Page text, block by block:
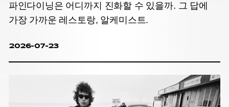
파인다이닝은 어디까지 진화할 수 있을까. 그 답에
가장 가까운 레스토랑, 알케미스트.
2026-07-23